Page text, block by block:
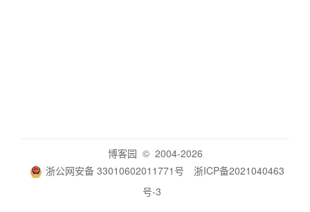
博客园 © 2004-2026
浙公网安备 33010602011771号
浙ICP备2021040463
号-3